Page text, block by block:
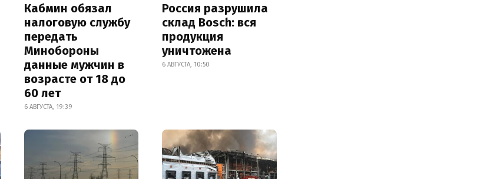
Кабмин обязал
налоговую службу
передать
Минобороны
данные мужчин в
возрасте от 18 до
60 лет
6 АВГУСТА, 19:39
Россия разрушила
склад Bosch: вся
продукция
уничтожена
6 АВГУСТА, 10:50